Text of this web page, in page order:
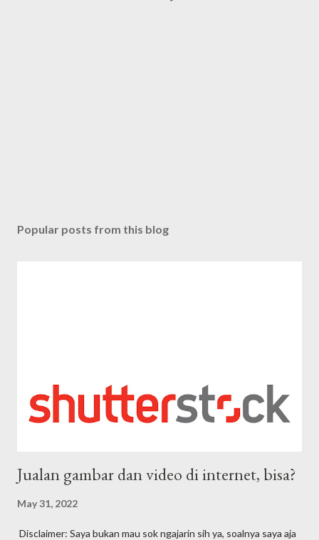
Popular posts from this blog
Jualan gambar dan video di internet, bisa?
May 31, 2022
Disclaimer: Saya bukan mau sok ngajarin sih ya, soalnya saya aja